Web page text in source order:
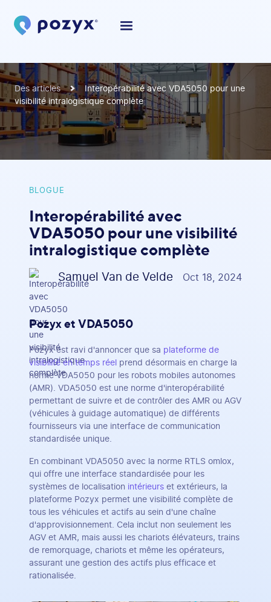
Des articles
Interopérabilité avec VDA5050 pour une
visibilité intralogistique complète
BLOGUE
Interopérabilité avec
VDA5050 pour une visibilité
intralogistique complète
Samuel Van de Velde Oct 18, 2024
Pozyx et VDA5050
Pozyx est ravi d'annoncer que sa plateforme de
visibilité en temps réel prend désormais en charge la
norme VDA5050 pour les robots mobiles autonomes
(AMR). VDA5050 est une norme d'interopérabilité
permettant de suivre et de contrôler des AMR ou AGV
(véhicules à guidage automatique) de différents
fournisseurs via une interface de communication
standardisée unique.
En combinant VDA5050 avec la norme RTLS omlox,
qui offre une interface standardisée pour les
systèmes de localisation intérieurs et extérieurs, la
plateforme Pozyx permet une visibilité complète de
tous les véhicules et actifs au sein d'une chaîne
d'approvisionnement. Cela inclut non seulement les
AGV et AMR, mais aussi les chariots élévateurs, trains
de remorquage, chariots et même les opérateurs,
assurant une gestion des actifs plus efficace et
rationalisée.